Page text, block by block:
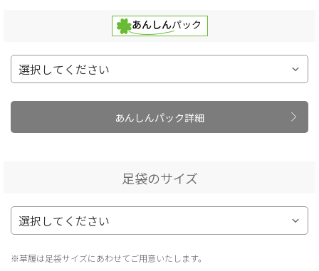
あんしんパック詳細
足袋のサイズ
※草履は足袋サイズにあわせてご用意いたします。